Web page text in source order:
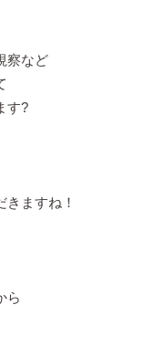
察など
す?
ますね！
ら